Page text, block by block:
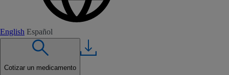
English Español
Cotizar un medicamento